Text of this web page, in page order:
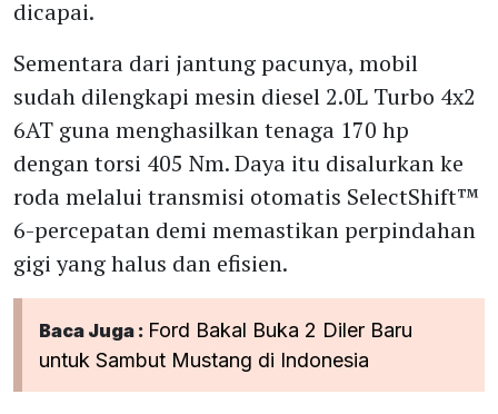
dicapai.
Sementara dari jantung pacunya, mobil
sudah dilengkapi mesin diesel 2.0L Turbo 4x2
6AT guna menghasilkan tenaga 170 hp
dengan torsi 405 Nm. Daya itu disalurkan ke
roda melalui transmisi otomatis SelectShift™
6-percepatan demi memastikan perpindahan
gigi yang halus dan efisien.
Baca Juga : Ford Bakal Buka 2 Diler Baru
untuk Sambut Mustang di Indonesia